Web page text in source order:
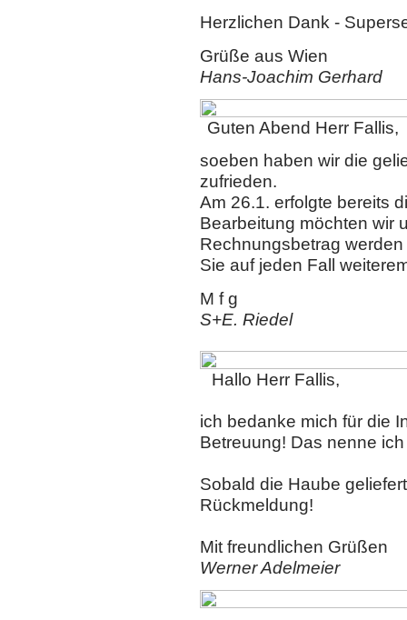
Herzlichen Dank -
Grüße aus Wien
Hans-Joachim Gerhard
Guten Abend Herr Fallis,
soeben haben wir die
zufrieden.
Am 26.1. erfolgte bereits
Bearbeitung möchten wir
Rechnungsbetrag
Sie auf jeden Fall
M f g
S+E. Riedel
Hallo Herr Fallis,
ich bedanke mich für die
Betreuung! Das nenne
Sobald die Haube
Rückmeldung!
Mit freundlichen Grüßen
Werner Adelmeier